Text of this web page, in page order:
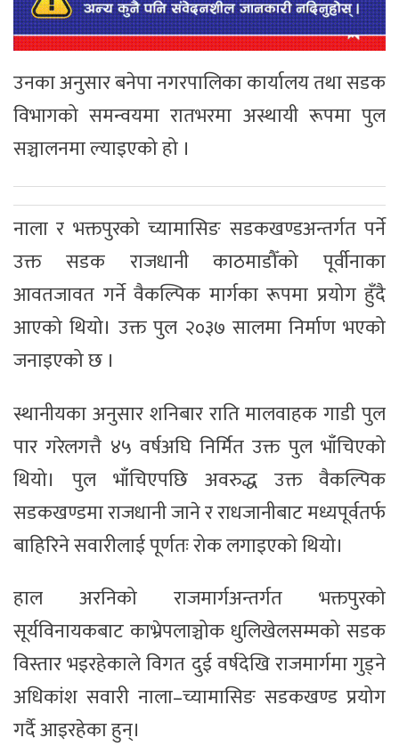
उनका अनुसार बनेपा नगरपालिका कार्यालय तथा सडक
विभागको समन्वयमा रातभरमा अस्थायी रूपमा पुल
सञ्चालनमा ल्याइएको हो ।
नाला र भक्तपुरको च्यामासिङ सडकखण्डअन्तर्गत पर्ने
उक्त सडक राजधानी काठमाडौँको पूर्वीनाका
आवतजावत गर्ने वैकल्पिक मार्गका रूपमा प्रयोग हुँदै
आएको थियो। उक्त पुल २०३७ सालमा निर्माण भएको
जनाइएको छ ।
स्थानीयका अनुसार शनिबार राति मालवाहक गाडी पुल
पार गरेलगत्तै ४५ वर्षअघि निर्मित उक्त पुल भाँचिएको
थियो। पुल भाँचिएपछि अवरुद्ध उक्त वैकल्पिक
सडकखण्डमा राजधानी जाने र राधजानीबाट मध्यपूर्वतर्फ
बाहिरिने सवारीलाई पूर्णतः रोक लगाइएको थियो।
हाल अरनिको राजमार्गअन्तर्गत भक्तपुरको
सूर्यविनायकबाट काभ्रेपलाञ्चोक धुलिखेलसम्मको सडक
विस्तार भइरहेकाले विगत दुई वर्षदेखि राजमार्गमा गुड्ने
अधिकांश सवारी नाला–च्यामासिङ सडकखण्ड प्रयोग
गर्दै आइरहेका हुन्।